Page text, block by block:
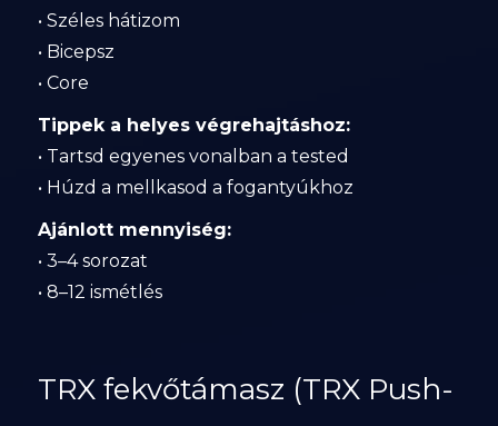
• Széles hátizom
• Bicepsz
• Core
Tippek a helyes végrehajtáshoz:
• Tartsd egyenes vonalban a tested
• Húzd a mellkasod a fogantyúkhoz
Ajánlott mennyiség:
• 3–4 sorozat
• 8–12 ismétlés
TRX fekvőtámasz (TRX Push-